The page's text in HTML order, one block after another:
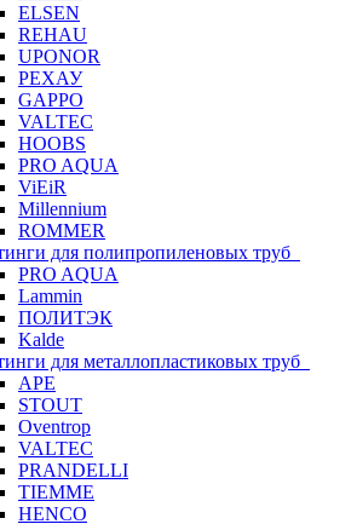
ELSEN
REHAU
UPONOR
РЕХАУ
GAPPO
VALTEC
HOOBS
PRO AQUA
ViEiR
Millennium
ROMMER
для полипропиленовых труб
PRO AQUA
Lammin
ПОЛИТЭК
Kalde
для металлопластиковых труб
APE
STOUT
Oventrop
VALTEC
PRANDELLI
TIEMME
HENCO